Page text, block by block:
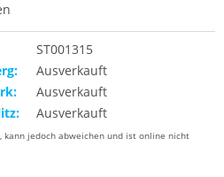
ST001315
Ausverkauft
Ausverkauft
Ausverkauft
jedoch abweichen und ist online nicht